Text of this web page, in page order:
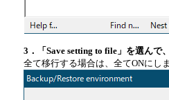
3．「Save setting to file」を選んで
全て移行する場合は、全てONにしま